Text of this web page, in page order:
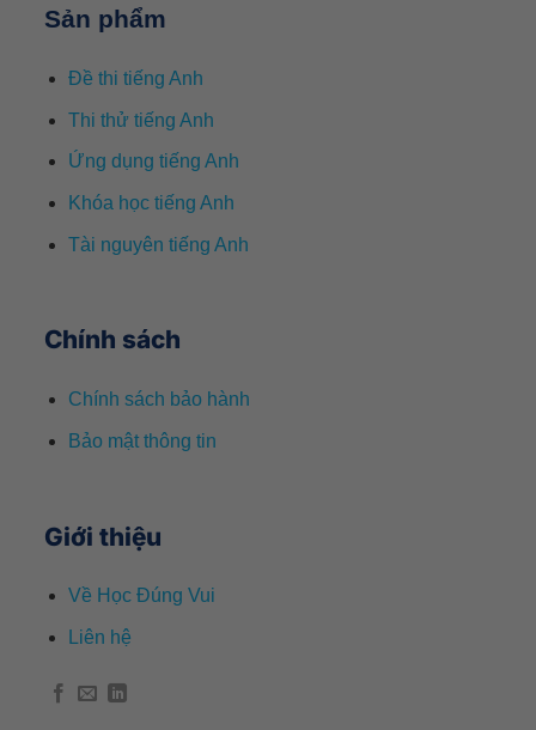
Sản phẩm
Đề thi tiếng Anh
Thi thử tiếng Anh
Ứng dụng tiếng Anh
Khóa học tiếng Anh
Tài nguyên tiếng Anh
Chính sách
Chính sách bảo hành
Bảo mật thông tin
Giới thiệu
Về Học Đúng Vui
Liên hệ